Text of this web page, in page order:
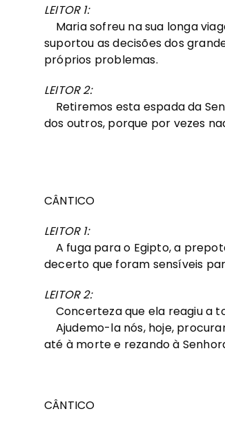
LEITOR 1:
Maria sofreu na sua longa
suportou as decisões dos
próprios problemas.
LEITOR 2:
Retiremos esta espada da
dos outros, porque por vezes
CÂNTICO
LEITOR 1:
A fuga para o Egipto, a
decerto que foram sensíveis
LEITOR 2:
Concerteza que ela reagiu a
Ajudemo-la nós, hoje,
até à morte e rezando à
CÂNTICO